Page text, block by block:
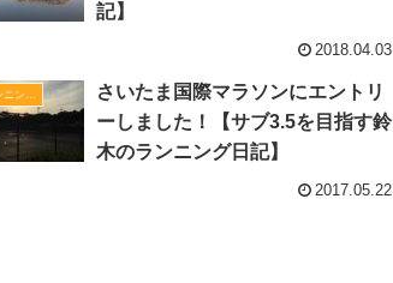
記】
2018.04.03
鈴木のランニング日記
さいたま国際マラソンにエントリ
ーしました！【サブ3.5を目指す鈴
木のランニング日記】
2017.05.22